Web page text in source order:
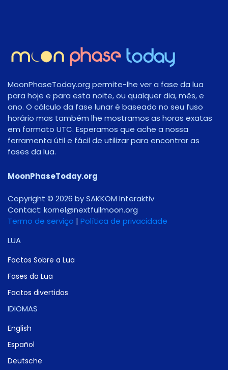
MoonPhaseToday.org permite-lhe ver a fase da lua
para hoje e para esta noite, ou qualquer dia, mês, e
ano. O cálculo da fase lunar é baseado no seu fuso
horário mas também lhe mostramos as horas exatas
em formato UTC. Esperamos que ache a nossa
ferramenta útil e fácil de utilizar para encontrar as
fases da lua.
MoonPhaseToday.org
Copyright © 2026 by SAKKOM Interaktiv
Contact: gro.noomlluftxen@lenrok
Termo de serviço | Política de privacidade
LUA
Factos Sobre a Lua
Fases da Lua
Factos divertidos
IDIOMAS
English
Español
Deutsche